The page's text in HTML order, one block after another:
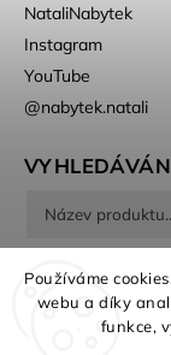
Používáme
webu a díky
funkce,
NataliNabytek
Instagram
YouTube
@nabytek.natali
Hledat